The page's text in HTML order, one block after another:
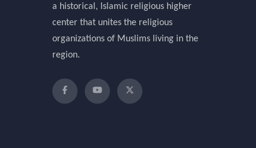
a historical, Islamic religious higher
center that unites the religious
organizations of Muslims living in the
region.